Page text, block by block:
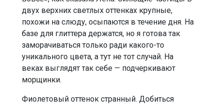
двух верхних светлых оттенках крупные,
похожи на слюду, осыпаются в течение дня. На
базе для глиттера держатся, но я готова так
заморачиваться только ради какого-то
уникального цвета, а тут не тот случай. На
веках выглядят так себе — подчеркивают
морщинки.
Фиолетовый оттенок странный. Добиться